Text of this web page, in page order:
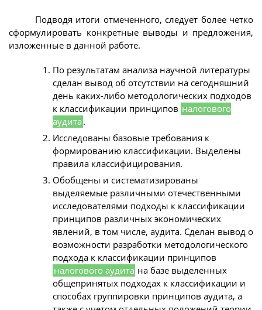
Подводя итоги отмеченного, следует более четко
сформулировать конкретные выводы и предложения,
изложенные в данной работе.
По результатам анализа научной литературы
сделан вывод об отсутствии на сегодняшний
день каких-либо методологических подходов
к классификации принципов налогового
аудита .
Исследованы базовые требования к
формированию классификации. Выделены
правила классифицирования.
Обобщены и систематизированы
выделяемые различными отечественными
исследователями подходы к классификации
принципов различных экономических
явлений, в том числе, аудита. Сделан вывод о
возможности разработки методологического
подхода к классификации принципов
налогового аудита на базе выделенных
общепринятых подходах к классификации и
способах группировки принципов аудита, а